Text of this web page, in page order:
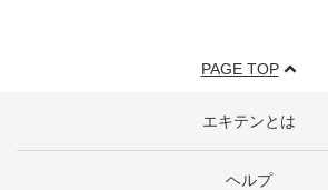
PAGE TOP
エキテンとは
ヘルプ